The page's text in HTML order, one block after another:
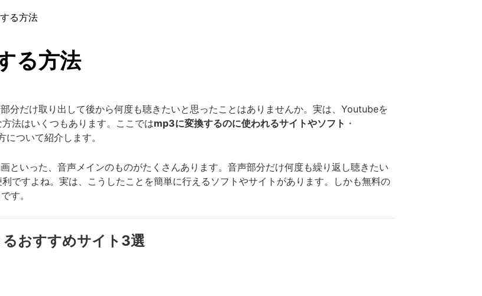
る方法
る方法
分だけ取り出して後から何度も聴きたいと思ったことはありませんか。実は、Youtubeを
法はいくつもあります。ここではmp3に変換するのに使われるサイトやソフト ・
について紹介します。
といった、音声メインのものがたくさんあります。音声部分だけ何度も繰り返し聴きたい
ですよね。実は、こうしたことを簡単に行えるソフトやサイトがあります。しかも無料の
す。
おすすめサイト3選